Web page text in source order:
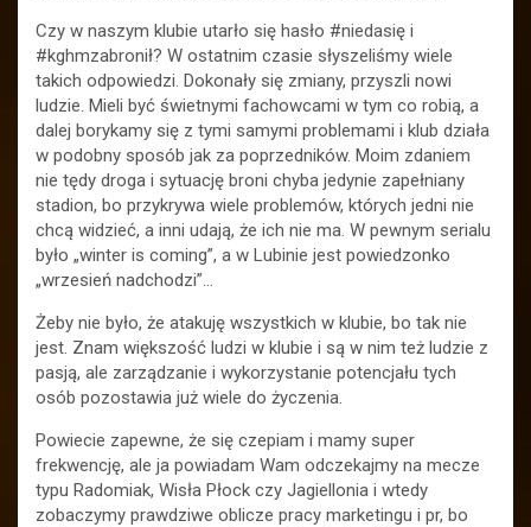
Czy w naszym klubie utarło się hasło #niedasię i
#kghmzabronił? W ostatnim czasie słyszeliśmy wiele
takich odpowiedzi. Dokonały się zmiany, przyszli nowi
ludzie. Mieli być świetnymi fachowcami w tym co robią, a
dalej borykamy się z tymi samymi problemami i klub działa
w podobny sposób jak za poprzedników. Moim zdaniem
nie tędy droga i sytuację broni chyba jedynie zapełniany
stadion, bo przykrywa wiele problemów, których jedni nie
chcą widzieć, a inni udają, że ich nie ma. W pewnym serialu
było „winter is coming”, a w Lubinie jest powiedzonko
„wrzesień nadchodzi”…
Żeby nie było, że atakuję wszystkich w klubie, bo tak nie
jest. Znam większość ludzi w klubie i są w nim też ludzie z
pasją, ale zarządzanie i wykorzystanie potencjału tych
osób pozostawia już wiele do życzenia.
Powiecie zapewne, że się czepiam i mamy super
frekwencję, ale ja powiadam Wam odczekajmy na mecze
typu Radomiak, Wisła Płock czy Jagiellonia i wtedy
zobaczymy prawdziwe oblicze pracy marketingu i pr, bo